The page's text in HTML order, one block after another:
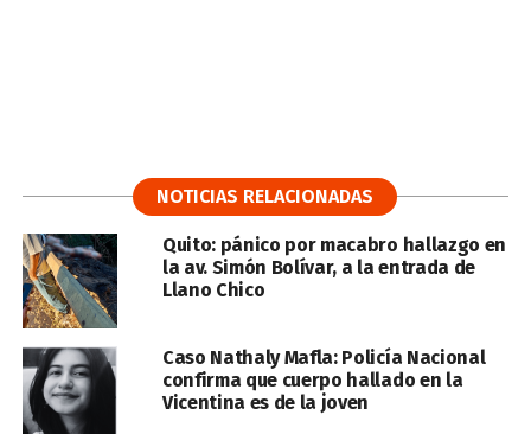
NOTICIAS RELACIONADAS
Quito: pánico por macabro hallazgo en
la av. Simón Bolívar, a la entrada de
Llano Chico
Caso Nathaly Mafla: Policía Nacional
confirma que cuerpo hallado en la
Vicentina es de la joven